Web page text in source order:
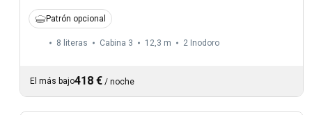
Patrón opcional
8 literas Cabina 3 12,3 m 2 Inodoro
El más bajo418 € / noche